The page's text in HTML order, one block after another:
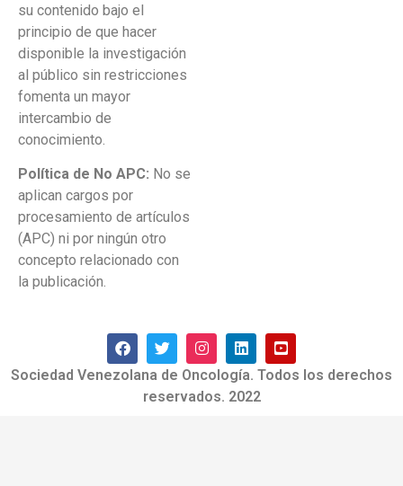
su contenido bajo el
principio de que hacer
disponible la investigación
al público sin restricciones
fomenta un mayor
intercambio de
conocimiento.
Política de No APC: No se
aplican cargos por
procesamiento de artículos
(APC) ni por ningún otro
concepto relacionado con
la publicación.
Sociedad Venezolana de Oncología. Todos los derechos
reservados. 2022